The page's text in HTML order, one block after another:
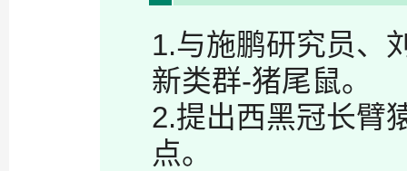
1.与施鹏研究员、
新类群-猪尾鼠。
2.提出西黑冠长臂
点。